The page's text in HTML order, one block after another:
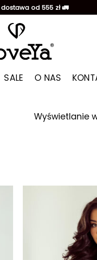
od 555 zł 🚛
SALE O NAS
Wyświetlanie